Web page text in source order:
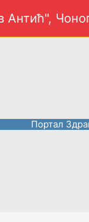
Антић",
Портал